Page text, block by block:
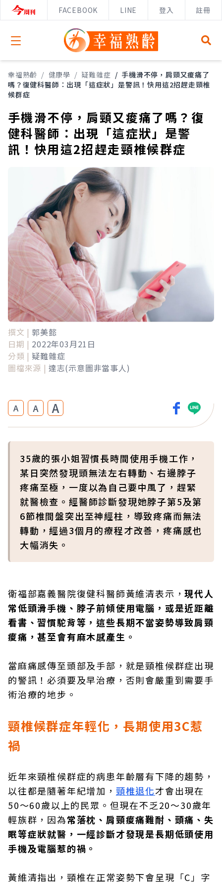
FACEBOOK LINE 登入 註冊
Open menu
幸福熟齡 / 健康學 / 疑難雜症 / 手機滑不停，肩頸又痠痛了
嗎？復健科醫師：出現「這症狀」是警訊！快用這2招趕走頸椎
候群症
手機滑不停，肩頸又痠痛了嗎？復
健科醫師：出現「這症狀」是警
訊！快用這2招趕走頸椎候群症
撰文 | 郭美懿
日期 | 2022年03月21日
分類 | 疑難雜症
圖檔來源 | 達志(示意圖非當事人)
A A A
35歲的張小姐習慣長時間使用手機工作，
某日突然發現頭無法左右轉動、右邊脖子
疼痛至極，一度以為自己要中風了，趕緊
就醫檢查。經醫師診斷發現她脖子第5及第
6節椎間盤突出至神經柱，導致疼痛而無法
轉動，經過3個月的療程才改善，疼痛感也
大幅消失。
衛福部嘉義醫院復健科醫師黃維清表示，現代人
常低頭滑手機、脖子前傾使用電腦，或是近距離
看書、習慣駝背等，這些長期不當姿勢導致肩頸
痠痛，甚至會有麻木感產生。
當麻痛感傳至頭部及手部，就是頸椎候群症出現
的警訊！必須要及早治療，否則會嚴重到需要手
術治療的地步。
頸椎候群症年輕化，長期使用3C惹
禍
近年來頸椎候群症的病患年齡層有下降的趨勢，
以往都是隨著年紀增加， 頸椎退化才會出現在
50～60歲以上的民眾。但現在不乏20～30歲年
輕族群，因為常落枕、肩頸痠痛難耐、頭痛、失
眠等症狀就醫，一經診斷才發現是長期低頭使用
手機及電腦惹的禍。
黃維清指出，頸椎在正常姿勢下會呈現「C」字